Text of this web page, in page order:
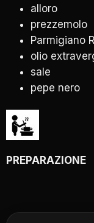
alloro
prezzemolo
Parmigiano
olio
sale
pepe nero
PREPARAZIONE